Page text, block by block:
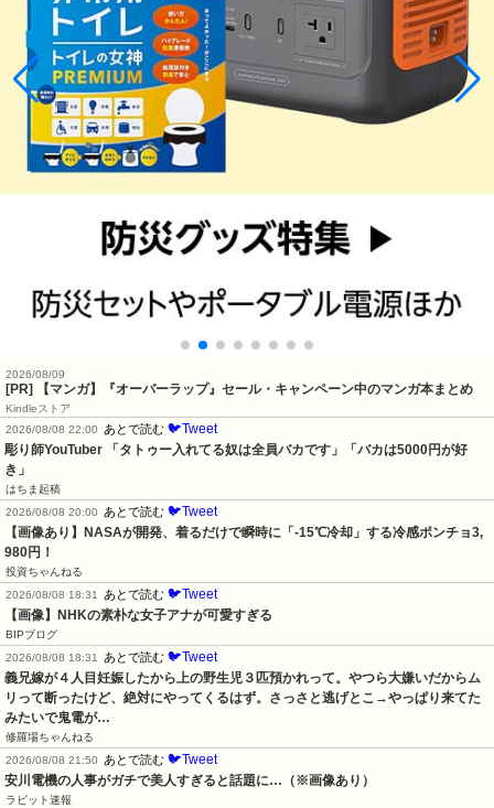
2026/08/09
[PR] 【マンガ】『オーバーラップ』セール・キャンペーン中のマンガ本まとめ
Kindleストア
2026/08/08 22:00
あとで読む 🐦Tweet
彫り師YouTuber 「タトゥー入れてる奴は全員バカです」「バカは5000円が好
き」
はちま起稿
2026/08/08 20:00
あとで読む 🐦Tweet
【画像あり】NASAが開発、着るだけで瞬時に「-15℃冷却」する冷感ポンチョ3,
980円！
投資ちゃんねる
2026/08/08 18:31
あとで読む 🐦Tweet
【画像】NHKの素朴な女子アナが可愛すぎる
BIPブログ
2026/08/08 18:31
あとで読む 🐦Tweet
義兄嫁が４人目妊娠したから上の野生児３匹預かれって。やつら大嫌いだからム
リって断ったけど、絶対にやってくるはず。さっさと逃げとこ→やっぱり来てた
みたいで鬼電が…
修羅場ちゃんねる
2026/08/08 21:50
あとで読む 🐦Tweet
安川電機の人事がガチで美人すぎると話題に…（※画像あり）
ラビット速報